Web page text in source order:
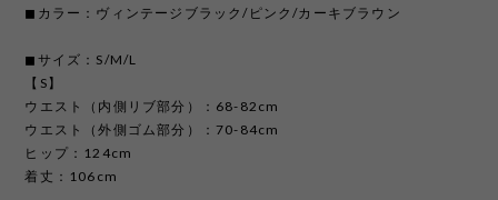
◼︎カラー：ヴィンテージブラック/ピンク/カーキブラウン
◼︎サイズ：S/M/L
【S】
ウエスト（内側リブ部分）：68-82cm
ウエスト（外側ゴム部分）：70-84cm
ヒップ：124cm
着丈：106cm